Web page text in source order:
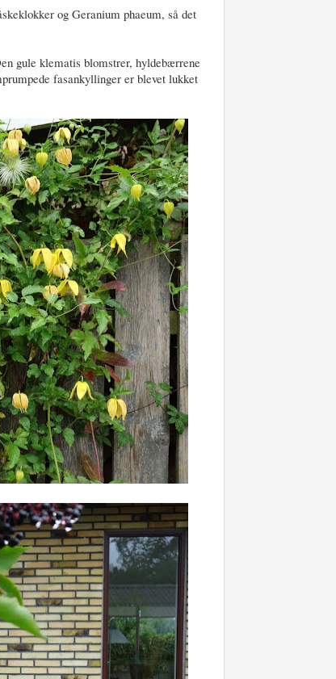
og Geranium phaeum, så det
gule klematis blomstrer, hyldebærrene
fasankyllinger er blevet lukket